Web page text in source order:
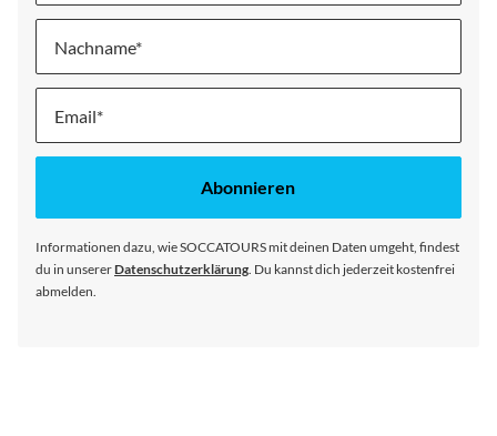
Nachname
Melde
für
Abonnieren
Informationen dazu, wie SOCCATOURS mit deinen Daten umgeht, findest
du in unsererDatenschutzerklärung. Du kannst dich jederzeit kostenfrei
abmelden.